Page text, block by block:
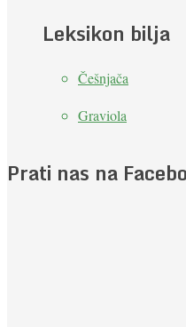
Leksikon bilja
Češnjača
Graviola
Prati nas na